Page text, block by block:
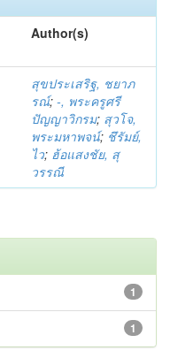
Author(s)
สุขประเสริฐ, ชยาภ
รณ์; -, พระครูศรี
ปัญญาวิกรม; สุวโจ,
พระมหาพจน์; ชึรัมย์,
ไว; ฮ้อแสงชัย, สุ
วรรณี
1
1